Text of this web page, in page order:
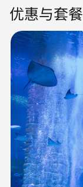
优惠与套餐